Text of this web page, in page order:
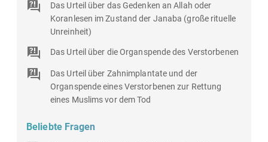
Das Urteil über das Gedenken an Allah oder
Koranlesen im Zustand der Janaba (große rituelle
Unreinheit)
Das Urteil über die Organspende des Verstorbenen
Das Urteil über Zahnimplantate und der
Organspende eines Verstorbenen zur Rettung
eines Muslims vor dem Tod
Beliebte Fragen